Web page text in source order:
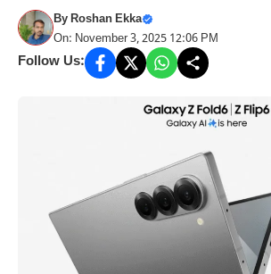
ByRoshan Ekka
On: November 3, 2025 12:06 PM
Follow Us: